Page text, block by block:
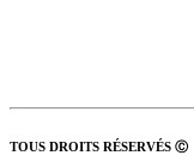
TOUS DROITS RÉSERVÉS Ⓒ